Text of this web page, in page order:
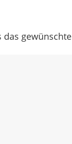
das gewünschte